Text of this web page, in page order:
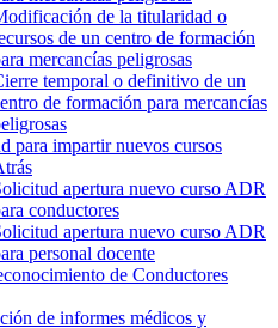
de la titularidad o
de un centro de formación
mercancías peligrosas
temporal o definitivo de un
de formación para mercancías
para impartir nuevos cursos
apertura nuevo curso ADR
conductores
apertura nuevo curso ADR
personal docente
de Conductores
de informes médicos y